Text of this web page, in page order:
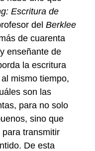
Escritura de
del Berklee
de cuarenta
enseñante de
la escritura
mismo tiempo,
son las
para no solo
sino que
transmitir
De esta